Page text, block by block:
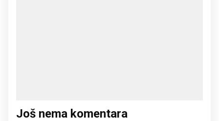
Još nema komentara